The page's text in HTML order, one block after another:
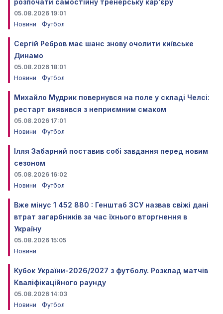
05.08.2026 19:01
Новини
Футбол
Сергій Ребров має шанс знову очолити київське
Динамо
05.08.2026 18:01
Новини
Футбол
Михайло Мудрик повернувся на поле у складі Челсі:
рестарт виявився з неприємним смаком
05.08.2026 17:01
Новини
Футбол
Ілля Забарний поставив собі завдання перед новим
сезоном
05.08.2026 16:02
Новини
Футбол
Вже мінус 1 452 880 : Генштаб ЗСУ назвав свіжі дані
втрат загарбників за час їхнього вторгнення в
Україну
05.08.2026 15:05
Новини
Кубок України-2026/2027 з футболу. Розклад матчів
Кваліфікаційного раунду
05.08.2026 14:03
Новини
Футбол